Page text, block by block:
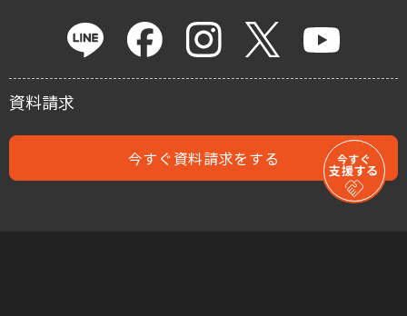
今すぐ
支援する
資料請求
今すぐ資料請求をする